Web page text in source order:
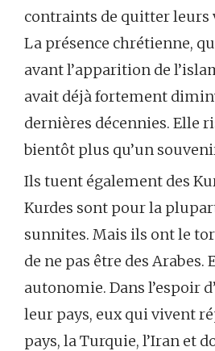
contraints de quitter leurs
La présence chrétienne,
avant l’apparition de
avait déjà fortement
dernières décennies. Elle
bientôt plus qu’un
Ils tuent également des
Kurdes sont pour la
sunnites. Mais ils ont le
de ne pas être des
autonomie. Dans l’espoir
leur pays, eux qui vivent
pays, la Turquie, l’Iran et